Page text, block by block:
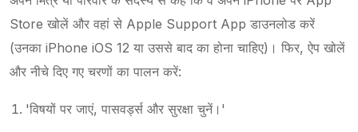
Store खोलें और वहां से Apple Support App डाउनलोड करें
(उनका iPhone iOS 12 या उससे बाद का होना चाहिए)। फिर, ऐप खोलें
और नीचे दिए गए चरणों का पालन करें:
'विषयों पर जाएं, पासवर्ड्स और सुरक्षा चुनें।'